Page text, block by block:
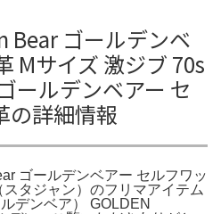
Bear ゴールデンベ
Mサイズ 激ジブ 70s
ールデンベアー セ
の詳細情報
ゴールデンベアー セルフワッ
タジャン）のフリマアイテム
デンベア） GOLDEN